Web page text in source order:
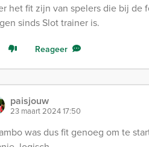
het fit zijn van spelers die bij
sinds Slot trainer is.
Reageer
paisjouw
23 maart 2024 17:50
was dus fit genoeg om te